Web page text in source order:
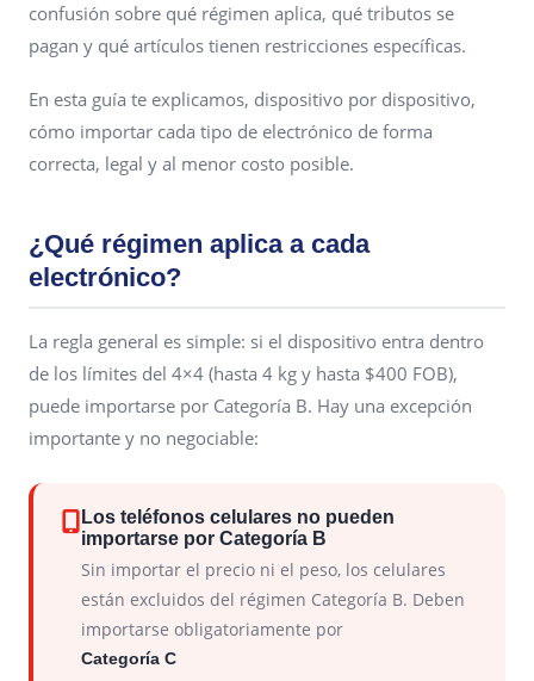
confusión sobre qué régimen aplica, qué tributos se
pagan y qué artículos tienen restricciones específicas.
En esta guía te explicamos, dispositivo por dispositivo,
cómo importar cada tipo de electrónico de forma
correcta, legal y al menor costo posible.
¿Qué régimen aplica a cada
electrónico?
La regla general es simple: si el dispositivo entra dentro
de los límites del 4×4 (hasta 4 kg y hasta $400 FOB),
puede importarse por Categoría B. Hay una excepción
importante y no negociable:
Los teléfonos celulares no pueden
importarse por Categoría B
Sin importar el precio ni el peso, los celulares
están excluidos del régimen Categoría B. Deben
importarse obligatoriamente por
Categoría C